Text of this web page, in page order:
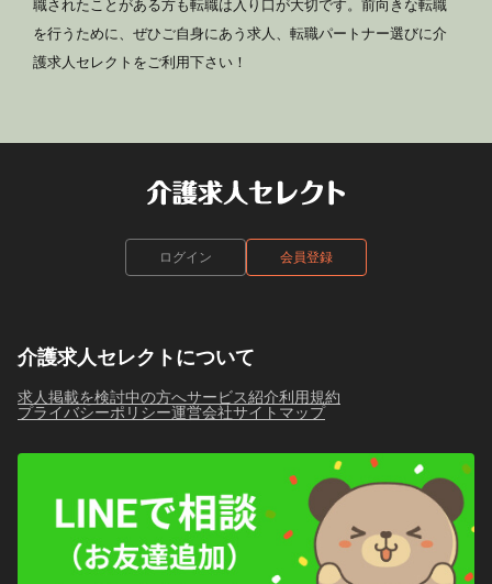
職されたことがある方も転職は入り口が大切です。前向きな転職
を行うために、ぜひご自身にあう求人、転職パートナー選びに介
護求人セレクトをご利用下さい！
ログイン 会員登録
介護求人セレクトについて
求人掲載を検討中の方へサービス紹介利用規約
プライバシーポリシー運営会社サイトマップ